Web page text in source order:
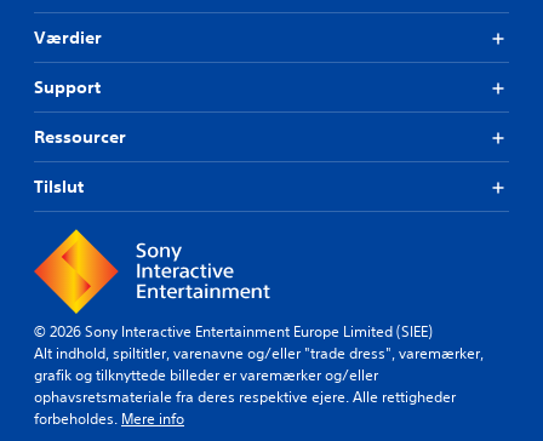
Værdier
Support
Ressourcer
Tilslut
© 2026 Sony Interactive Entertainment Europe Limited (SIEE)
Alt indhold, spiltitler, varenavne og/eller "trade dress", varemærker,
grafik og tilknyttede billeder er varemærker og/eller
ophavsretsmateriale fra deres respektive ejere. Alle rettigheder
forbeholdes. Mere info